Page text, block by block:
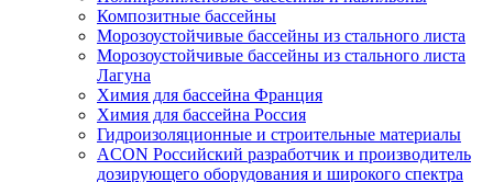
Композитные бассейны
Морозоустойчивые бассейны из стального листа
Морозоустойчивые бассейны из стального листа
Лагуна
Химия для бассейна Франция
Химия для бассейна Россия
Гидроизоляционные и строительные материалы
ACON Российский разработчик и производитель
дозирующего оборудования и широкого спектра